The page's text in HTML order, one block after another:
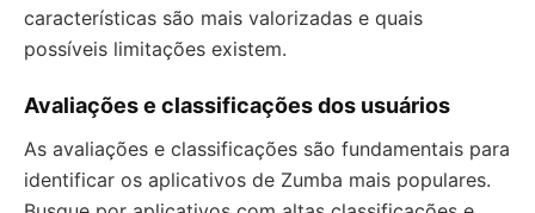
características são mais valorizadas e quais
possíveis limitações existem.
Avaliações e classificações dos usuários
As avaliações e classificações são fundamentais para
identificar os aplicativos de Zumba mais populares.